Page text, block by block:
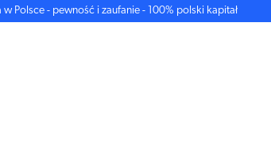
Polsce - pewność i zaufanie - 100% polski kapitał